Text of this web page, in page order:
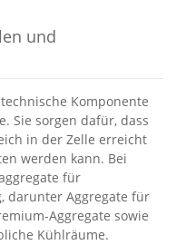
und
Komponente
Sie sorgen dafür, dass
in der Zelle erreicht
werden kann. Bei
für
darunter Aggregate für
Aggregate sowie
Kühlräume.